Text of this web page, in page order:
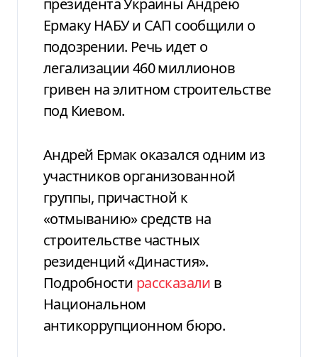
Ермаку НАБУ и САП сообщили о
подозрении. Речь идет о
легализации 460 миллионов
гривен на элитном строительстве
под Киевом.
Андрей Ермак оказался одним из
участников организованной
группы, причастной к
«отмыванию» средств на
строительстве частных
резиденций «Династия».
Подробности рассказали в
Национальном
антикоррупционном бюро.